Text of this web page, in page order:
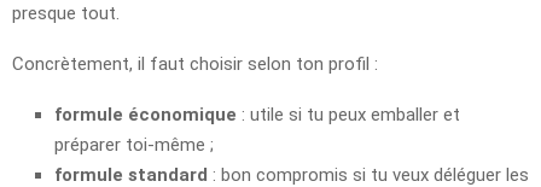
presque tout.
Concrètement, il faut choisir selon ton profil :
formule économique : utile si tu peux emballer et
préparer toi-même ;
formule standard : bon compromis si tu veux déléguer les